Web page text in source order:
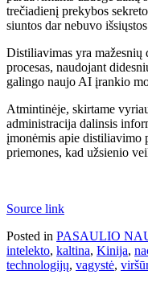
trečiadienį prekybos
siuntos dar nebuvo
Distiliavimas yra
procesas, naudojant
galingo naujo AI įrankio
Atmintinėje, skirtame
administracija dalinsis
įmonėmis apie distiliavimo
priemones, kad užsienio
Source link
Posted in PASAULIO
intelekto, kaltina, Kinija,
technologijų, vagystė,